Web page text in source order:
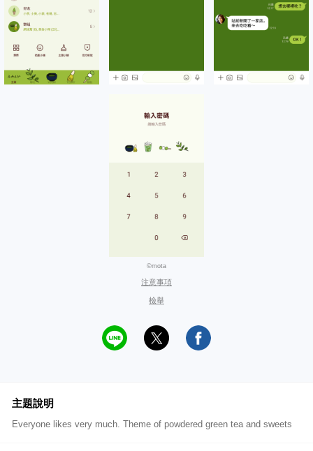
©mota
注意事項
檢舉
主題說明
Everyone likes very much. Theme of powdered green tea and sweets